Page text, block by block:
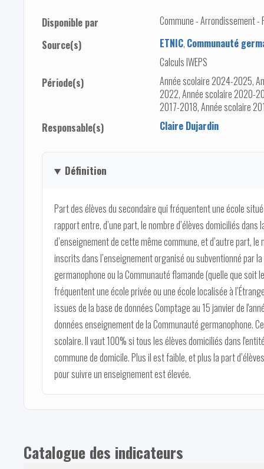
Disponible par
Commune - Arrondissement -
Source(s)
ETNIC, Communauté
Calculs IWEPS
Période(s)
Année scolaire 2024-2025,
2022, Année scolaire 2020-
2017-2018, Année scolaire
Responsable(s)
Claire Dujardin
Définition
Part des élèves du secondaire qui fréquentent une école
rapport entre, d’une part, le nombre d’élèves domiciliés
d’enseignement de cette même commune, et d’autre part,
inscrits dans l’enseignement organisé ou subventionné par
germanophone ou la Communauté flamande (quelle que soit
fréquentent une école privée ou une école localisée à
issues de la base de données Comptage au 15 janvier de
données enseignement de la Communauté germanophone.
scolaire. Il vaut 100% si tous les élèves domiciliés dans
commune de domicile. Plus il est faible, et plus la part
pour suivre un enseignement est élevée.
Catalogue des indicateurs